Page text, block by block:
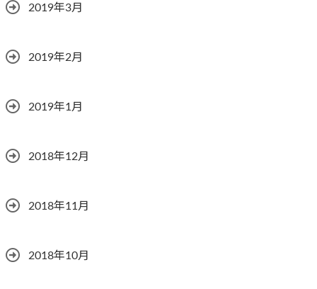
2019年3月
2019年2月
2019年1月
2018年12月
2018年11月
2018年10月